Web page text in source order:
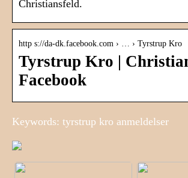
Christiansfeld.
http s://da-dk.facebook.com › … › Tyrstrup Kro
Tyrstrup Kro |
Facebook
Keywords: tyrstrup kro anmeldelser